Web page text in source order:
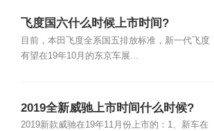
飞度国六什么时候上市时间?
目前，本田飞度全系国五排放标准，新一代飞度
有望在19年10月的东京车展...
2019全新威驰上市时间什么时候?
2019新款威驰在19年11月份上市的：1、新车在